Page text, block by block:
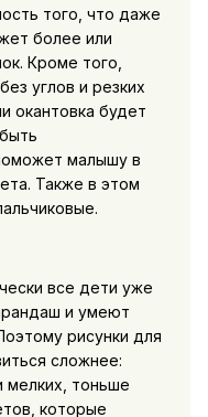
того, что даже
более или
Кроме того,
углов и резких
окантовка будет
малышу в
Также в этом
все дети уже
и умеют
рисунки для
сложнее:
мелких, тоньше
которые